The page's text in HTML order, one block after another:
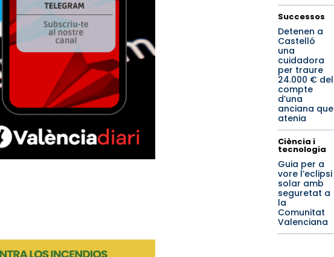
Successos
Detenen a
Castelló
una
cuidadora
per traure
24.000 € del
compte
d’una
anciana que
atenia
Ciència i
tecnologia
Guia per a
vore l’eclipsi
solar amb
seguretat a
la
Comunitat
Valenciana